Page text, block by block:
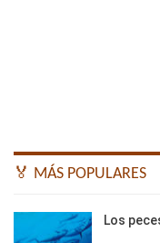
🏅 MÁS POPULARES
Los